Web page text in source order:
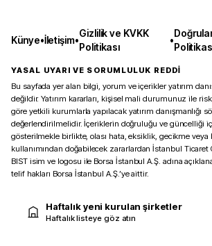
Künye•İletişim•
Gizlilik ve KVKK
Politikası
•
YASAL UYARI VE SORUMLULUK REDDİ
Bu sayfada yer alan bilgi, yorum ve içerikler yatırım
değildir. Yatırım kararları, kişisel mali durumunuz ile
göre yetkili kurumlarla yapılacak yatırım danışmanlığı
değerlendirilmelidir. İçeriklerin doğruluğu ve güncelliği
gösterilmekle birlikte, olası hata, eksiklik, gecikme
kullanımından doğabilecek zararlardan İstanbul Ticaret
BIST isim ve logosu ile Borsa İstanbul A.Ş. adına
telif hakları Borsa İstanbul A.Ş.’ye aittir.
Haftalık yeni kurulan şirketler
Haftalık listeye göz atın